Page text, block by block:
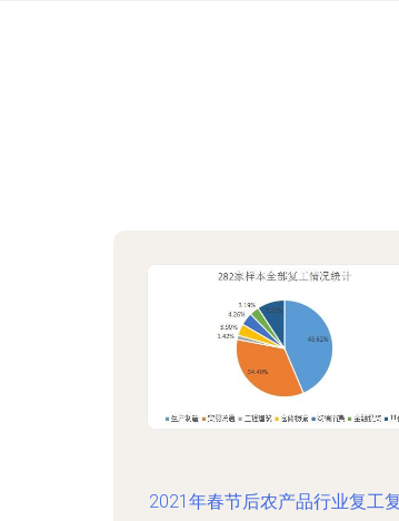
2021年春节后农产品行业复工